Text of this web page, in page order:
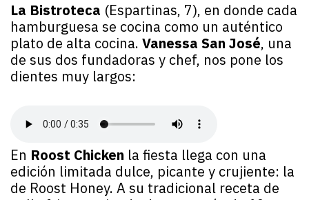
La Bistroteca (Espartinas, 7), en donde cada
hamburguesa se cocina como un auténtico
plato de alta cocina. Vanessa San José, una
de sus dos fundadoras y chef, nos pone los
dientes muy largos:
En Roost Chicken la fiesta llega con una
edición limitada dulce, picante y crujiente: la
de Roost Honey. A su tradicional receta de